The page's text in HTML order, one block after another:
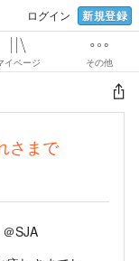
ログイン 新規登録
イページ その他
さまで
SJA